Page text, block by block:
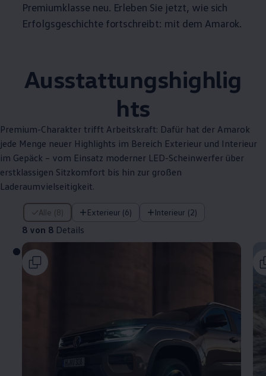
Premiumklasse neu. Erleben Sie jetzt, wie sich
Erfolgsgeschichte fortschreibt: mit dem Amarok.
Ausstattungshighlig
hts
Premium-Charakter trifft Arbeitskraft: Dafür hat der Amarok
jede Menge neuer Highlights im Bereich Exterieur und Interieur
im Gepäck – vom Einsatz moderner LED-Scheinwerfer über
erstklassigen Sitzkomfort bis hin zur großen
Laderaumvielseitigkeit.
Alle (8) Exterieur (6) Interieur (2)
8 von 8 Details
8 von 8 Details